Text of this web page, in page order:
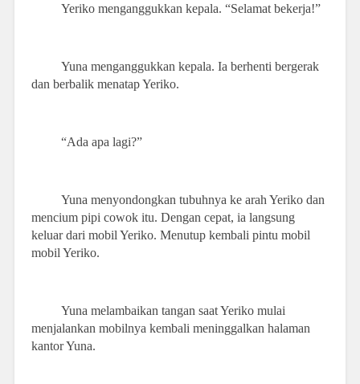
Yeriko menganggukkan kepala. “Selamat bekerja!”
Yuna menganggukkan kepala. Ia berhenti bergerak
dan berbalik menatap Yeriko.
“Ada apa lagi?”
Yuna menyondongkan tubuhnya ke arah Yeriko dan
mencium pipi cowok itu. Dengan cepat, ia langsung
keluar dari mobil Yeriko. Menutup kembali pintu mobil
mobil Yeriko.
Yuna melambaikan tangan saat Yeriko mulai
menjalankan mobilnya kembali meninggalkan halaman
kantor Yuna.